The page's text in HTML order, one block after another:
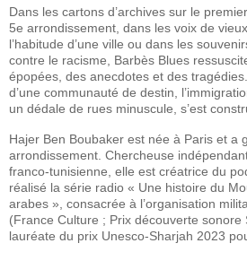
Dans les cartons d’archives sur le
5e arrondissement, dans les voix de
l’habitude d’une ville ou dans les
contre le racisme, Barbès Blues
épopées, des anecdotes et des
d’une communauté de destin,
un dédale de rues minuscule, s’est
Hajer Ben Boubaker est née à Paris et a
arrondissement. Chercheuse
franco-tunisienne, elle est créatrice du
réalisé la série radio « Une histoire du
arabes », consacrée à l’organisation
(France Culture ; Prix découverte sonore
lauréate du prix Unesco-Sharjah 2023